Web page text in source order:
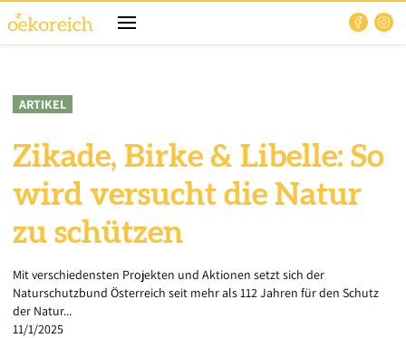
ARTIKEL
Zikade, Birke & Libelle: So
wird versucht die Natur
zu schützen
Mit verschiedensten Projekten und Aktionen setzt sich der
Naturschutzbund Österreich seit mehr als 112 Jahren für den Schutz
der Natur...
11/1/2025